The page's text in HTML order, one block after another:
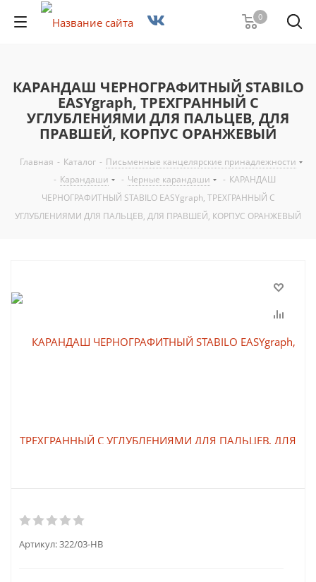
0
КАРАНДАШ ЧЕРНОГРАФИТНЫЙ STABILO
EASYgraph, ТРЕХГРАННЫЙ С
УГЛУБЛЕНИЯМИ ДЛЯ ПАЛЬЦЕВ, ДЛЯ
ПРАВШЕЙ, КОРПУС ОРАНЖЕВЫЙ
Главная - Каталог - Письменные канцелярские принадлежности
- Карандаши - Черные карандаши - КАРАНДАШ
ЧЕРНОГРАФИТНЫЙ STABILO EASYgraph, ТРЕХГРАННЫЙ С
УГЛУБЛЕНИЯМИ ДЛЯ ПАЛЬЦЕВ, ДЛЯ ПРАВШЕЙ, КОРПУС ОРАНЖЕВЫЙ
Артикул:322/03-HB